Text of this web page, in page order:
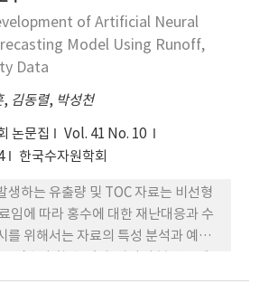
of Artificial Neural
Model Using Runoff,
Data
, 김동렬, 박성천
논문집
Vol. 41 No. 10
한국수자원학회
생하는 유출량 및 TOC 자료는 비선형
임에 따라 홍수에 대한 재난대응과 수
를 위해서는 자료의 특성 분석과 예측
TOC부하량 자료에 대한 웨이블